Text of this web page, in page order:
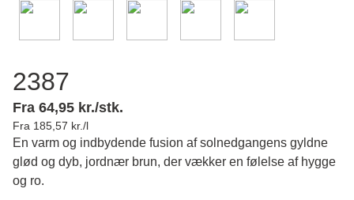
2387
Fra 64,95 kr./stk.
Fra 185,57 kr./l
En varm og indbydende fusion af solnedgangens gyldne
glød og dyb, jordnær brun, der vækker en følelse af hygge
og ro.